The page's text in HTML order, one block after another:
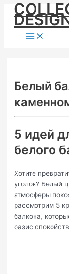
Skip
contentMain
Menu
Белый
5 идей
белого
Хотите
уголок? Белый
атмосферы
рассмотрим 5
балкона,
оазис